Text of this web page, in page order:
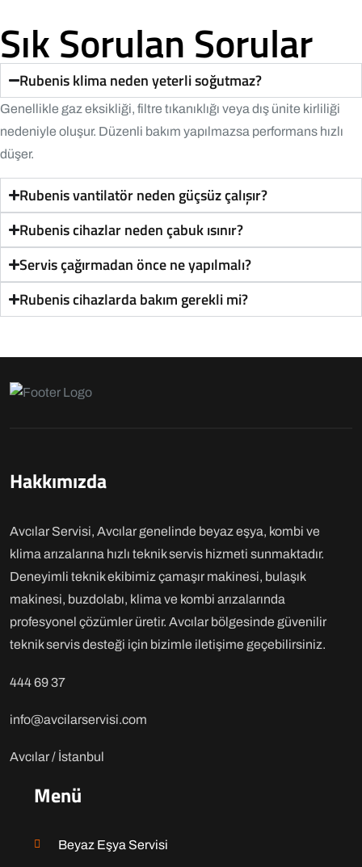
Sık Sorulan Sorular
Rubenis klima neden yeterli soğutmaz?
Genellikle gaz eksikliği, filtre tıkanıklığı veya dış ünite kirliliği
nedeniyle oluşur. Düzenli bakım yapılmazsa performans hızlı
düşer.
Rubenis vantilatör neden güçsüz çalışır?
Rubenis cihazlar neden çabuk ısınır?
Servis çağırmadan önce ne yapılmalı?
Rubenis cihazlarda bakım gerekli mi?
Hakkımızda
Avcılar Servisi, Avcılar genelinde beyaz eşya, kombi ve
klima arızalarına hızlı teknik servis hizmeti sunmaktadır.
Deneyimli teknik ekibimiz çamaşır makinesi, bulaşık
makinesi, buzdolabı, klima ve kombi arızalarında
profesyonel çözümler üretir. Avcılar bölgesinde güvenilir
teknik servis desteği için bizimle iletişime geçebilirsiniz.
444 69 37
info@avcilarservisi.com
Avcılar / İstanbul
Menü
Beyaz Eşya Servisi